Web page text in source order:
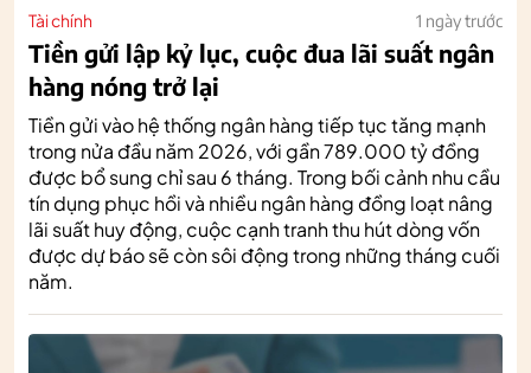
Tài chính 1 ngày trước
Tiền gửi lập kỷ lục, cuộc đua lãi suất ngân
hàng nóng trở lại
Tiền gửi vào hệ thống ngân hàng tiếp tục tăng mạnh
trong nửa đầu năm 2026, với gần 789.000 tỷ đồng
được bổ sung chỉ sau 6 tháng. Trong bối cảnh nhu cầu
tín dụng phục hồi và nhiều ngân hàng đồng loạt nâng
lãi suất huy động, cuộc cạnh tranh thu hút dòng vốn
được dự báo sẽ còn sôi động trong những tháng cuối
năm.